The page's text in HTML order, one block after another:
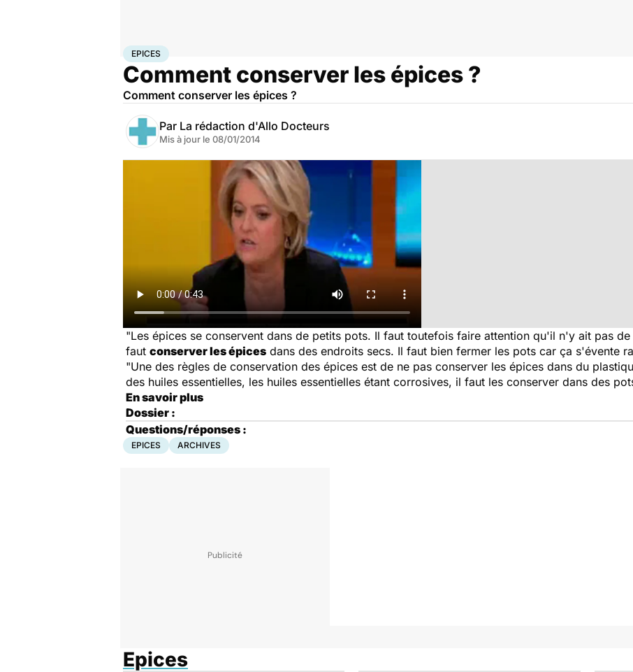
AccueilSanté
EPICES
Comment conserver les épices ?
Comment conserver les épices ?
Par La rédaction d'Allo Docteurs
Mis à jour le 08/01/2014
"Les épices se conservent dans de petits pots. Il faut toutefois faire attention qu'il n'y ait pas
faut conserver les épices dans des endroits secs. Il faut bien fermer les pots car ça s'évente
"Une des règles de conservation des épices est de ne pas conserver les épices dans du
des huiles essentielles, les huiles essentielles étant corrosives, il faut les conserver dans des
En savoir plus
Dossier :
Questions/réponses :
EPICES ARCHIVES
Epices